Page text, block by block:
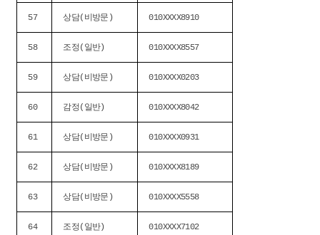
57 상담(비방문) 010XXXX8910
58 조정(일반) 010XXXX8557
59 상담(비방문) 010XXXX0203
60 감정(일반) 010XXXX8042
61 상담(비방문) 010XXXX0931
62 상담(비방문) 010XXXX8189
63 상담(비방문) 010XXXX5558
64 조정(일반) 010XXXX7102